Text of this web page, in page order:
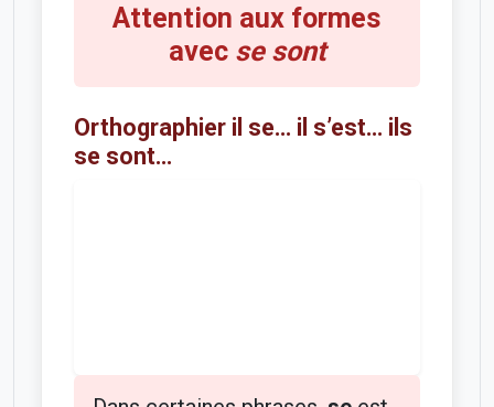
Attention aux formes
avec se sont
Orthographier il se… il s’est… ils
se sont…